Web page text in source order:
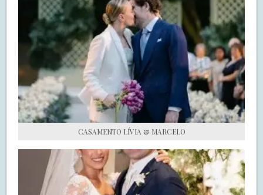
COZINHA
DECORAÇÃO
DE NOIVA PRA NOIVA
S.O.S CASADAS
FALE COM O SAY I DO
CASAMENTO LÍVIA & MARCELO